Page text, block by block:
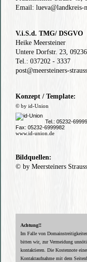
Email: lueva@landkreis-
V.i.S.d. TMG/ DSGVO
Heike Meersteiner
Untere Dorfstr. 23,
Tel.: 037202 - 3337
post@meersteiners-
Konzept / Template:
© by id-Union
Tel.: 05232-
Fax: 05232-6999982
www.id-union.de
Bildquellen:
© by Meersteiners
Achtung!!
Im Falle von
bitten wir, zur Vermeidung
kontaktieren. Die Kostennote
Kontaktaufnahme mit dem